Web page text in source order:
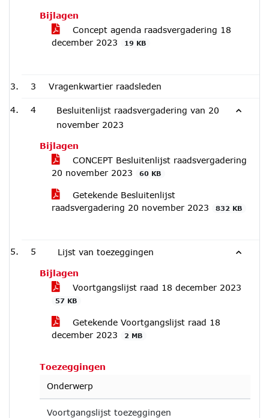
Bijlagen
Concept agenda raadsvergadering 18
december 2023
19 KB
3 Vragenkwartier raadsleden
4
Besluitenlijst raadsvergadering van 20
november 2023
Bijlagen
CONCEPT Besluitenlijst raadsvergadering
20 november 2023
60 KB
Getekende Besluitenlijst
raadsvergadering 20 november 2023
832 KB
5 Lijst van toezeggingen
Bijlagen
Voortgangslijst raad 18 december 2023
57 KB
Getekende Voortgangslijst raad 18
december 2023
2 MB
Toezeggingen
Onderwerp
Voortgangslijst toezeggingen